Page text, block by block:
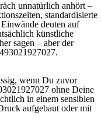
unnatürlich anhört –
standardisierte
deuten auf
künstliche
sagen – aber der
wenn Du zuvor
ohne Deine
in einem sensiblen
aufgebaut oder mit